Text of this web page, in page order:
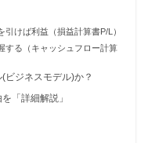
けば利益（損益計算書P/L）
する（キャッシュフロー計算
ビジネスモデル)か？
「詳細解説」